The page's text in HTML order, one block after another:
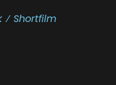
/ Shortfilm